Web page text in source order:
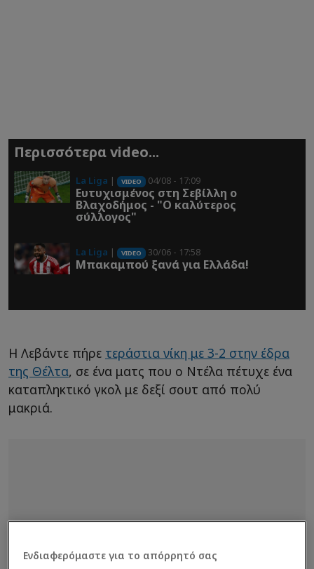
Περισσότερα video...
La Liga | VIDEO 04/08 - 17:09
Ευτυχισμένος στη Σεβίλλη ο
Βλαχοδήμος - "Ο καλύτερος
σύλλογος"
La Liga | VIDEO 30/06 - 17:58
Μπακαμπού ξανά για Ελλάδα!
Η Λεβάντε πήρε τεράστια νίκη με 3-2 στην έδρα
της Θέλτα, σε ένα ματς που ο Ντέλα πέτυχε ένα
καταπληκτικό γκολ με δεξί σουτ από πολύ
μακριά.
Ενδιαφερόμαστε για το απόρρητό σας